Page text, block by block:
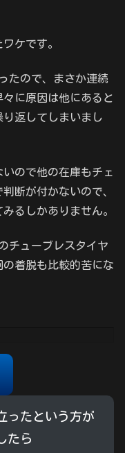
ケです。
たので、まさか連続
に原因は他にあると
返してしまいまし
ので他の在庫もチェ
断が付かないので、
るしかありません。
チューブレスタイヤ
着脱も比較的苦にな
ったという方が
たら